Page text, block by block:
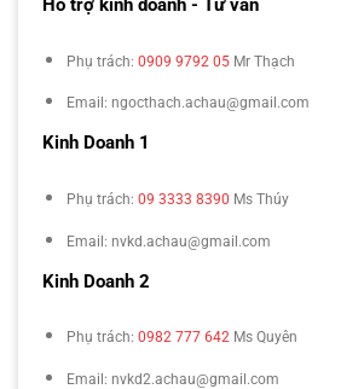
Hỗ trợ kinh doanh - Tư vấn
Phụ trách: 0909 9792 05 Mr Thạch
Email: ngocthach.achau@gmail.com
Kinh Doanh 1
Phụ trách: 09 3333 8390 Ms Thúy
Email: nvkd.achau@gmail.com
Kinh Doanh 2
Phụ trách: 0982 777 642 Ms Quyên
Email: nvkd2.achau@gmail.com